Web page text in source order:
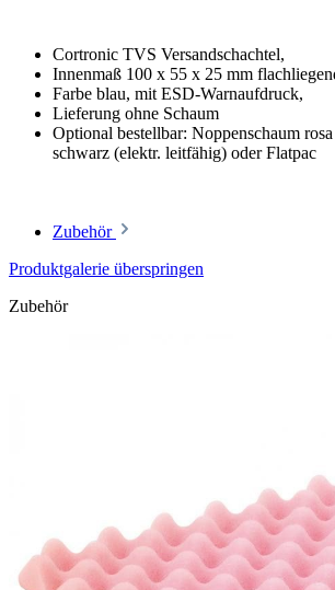
Cortronic TVS Versandschachtel,
Innenmaß 100 x 55 x 25 mm
Farbe blau, mit ESD-Warnaufdruck,
Lieferung ohne Schaum
Optional bestellbar: Noppenschaum
schwarz (elektr. leitfähig) oder Flatpac
Zubehör
Produktgalerie überspringen
Zubehör